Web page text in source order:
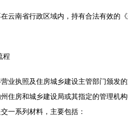
云南省行政区域内，持有合法有效的
程
营业执照及住房城乡建设主管部门颁发
州住房和城乡建设局或其指定的管理机
一系列材料，主要包括：